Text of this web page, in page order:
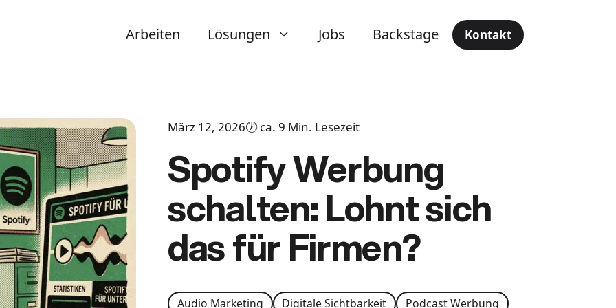
Arbeiten Lösungen Jobs Backstage Kontakt
März 12, 2026🕖 ca. 9 Min. Lesezeit
Spotify Werbung
schalten: Lohnt sich
das für Firmen?
Audio Marketing Digitale Sichtbarkeit Podcast Werbung